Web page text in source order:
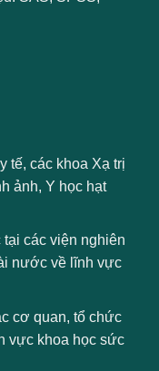
tế, các khoa Xạ trị
ảnh, Y học hạt
các viện nghiên
nước về lĩnh vực
cơ quan, tổ chức
vực khoa học sức